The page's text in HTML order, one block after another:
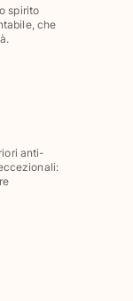
spirito
che
anti-